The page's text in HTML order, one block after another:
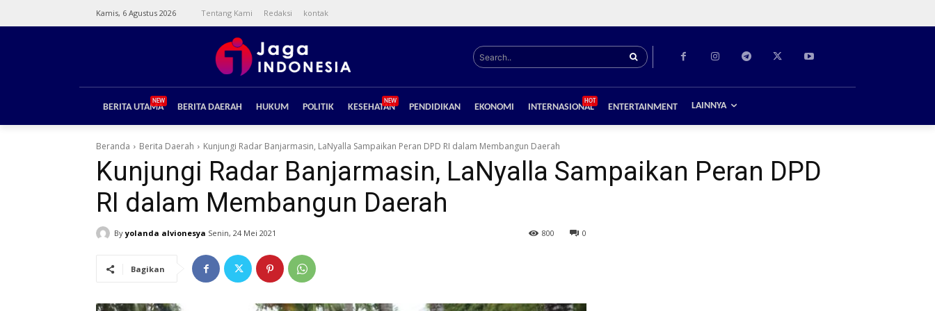
Kamis, 6 Agustus 2026 Tentang Kami Redaksi kontak
Search..
BERITA UTAMA
NEW
BERITA DAERAH HUKUM POLITIK KESEHATAN
NEW
PENDIDIKAN EKONOMI INTERNASIONAL
HOT
ENTERTAINMENT LAINNYA
Beranda Berita Daerah Kunjungi Radar Banjarmasin, LaNyalla Sampaikan Peran DPD RI dalam Membangun Daerah
Kunjungi Radar Banjarmasin, LaNyalla Sampaikan Peran DPD
RI dalam Membangun Daerah
By yolanda alvionesya Senin, 24 Mei 2021 0
800
Bagikan